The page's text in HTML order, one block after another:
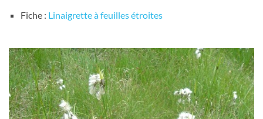
Fiche : Linaigrette à feuilles étroites